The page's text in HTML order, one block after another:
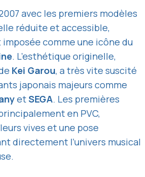
avec les premiers modèles
réduite et accessible,
imposée comme une icône du
. L’esthétique originelle,
Kei Garou, a très vite suscité
japonais majeurs comme
etSEGA. Les premières
en PVC,
vives et une pose
directement l’univers musical